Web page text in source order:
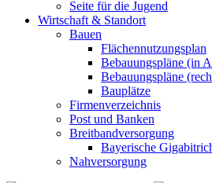
Seite für die Jugend
Wirtschaft & Standort
Bauen
Flächennutzungsplan
Bebauungspläne (in
Bebauungspläne
Bauplätze
Firmenverzeichnis
Post und Banken
Breitbandversorgung
Bayerische
Nahversorgung